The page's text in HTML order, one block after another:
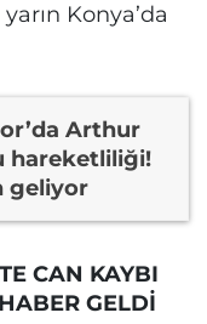
Konya’da
Arthur
hareketliliği!
geliyor
CAN KAYBI
GELDİ